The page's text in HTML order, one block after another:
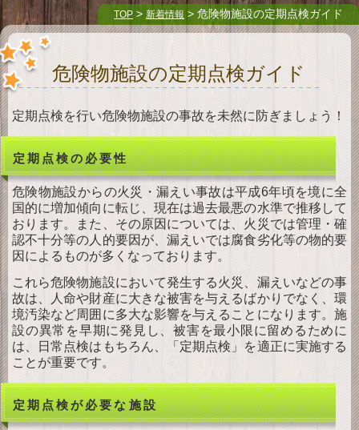
TOP > 新着情報 > 危険物施設の定期点検ガイド
衛生センター情報
介護保険情報
組 合例規集
指名願受付要領
ダウンロード
お問い合わせ
危険物施設の定期点検ガイド
定期点検を行い危険物施設の事故を未然に防ぎましょう！
定期点検の必要性
危険物施設からの火災・漏えい事故は平成6年頃を境に全
国的に増加傾向に転じ、現在は過去最悪の水準で推移して
おります。また、その原因については、火災では管理・確
認不十分等の人的要因が、漏えいでは腐食劣化等の物的要
因によるものが多くなっております。
これら危険物施設において発生する火災、漏えいなどの事
故は、人命や財産に大きな被害を与えるばかりでなく、環
境汚染など周囲に多大な影響を与えることになります。施
設の異常を早期に発見し、被害を最小限に留めるために
は、日常点検はもちろん、「定期点検」を適正に実施する
ことが重要です。
定期点検が必要な施設